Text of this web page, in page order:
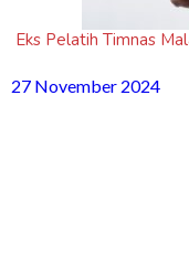
Eks Pelatih Timnas
27 November 2024